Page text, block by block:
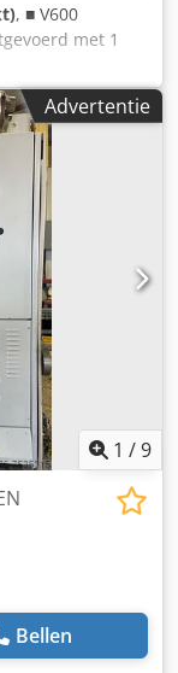
, ■ V600
met 1
lengte
en
■
■ Bouwjaar
Advertentie
1 /9
Bellen